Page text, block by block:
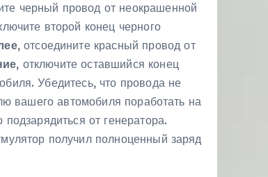
черный провод от неокрашенной
второй конец черного
, отсоедините красный провод от
, отключите оставшийся конец
Убедитесь, что провода не
вашего автомобиля поработать на
от генератора.
получил полноценный заряд